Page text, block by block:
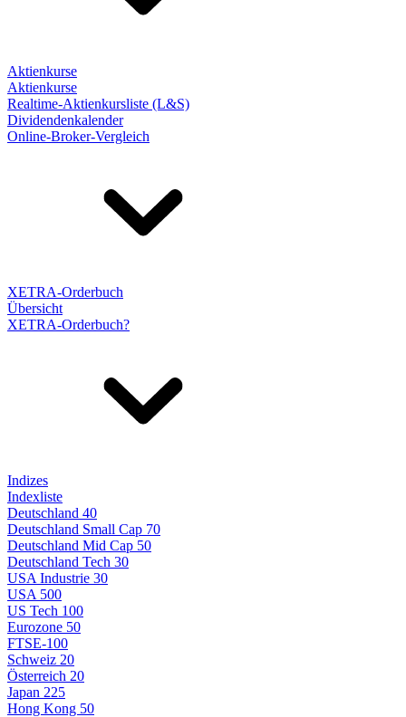
Aktienkurse
Aktienkurse
Realtime-Aktienkursliste (L&S)
Dividendenkalender
Online-Broker-Vergleich
XETRA-Orderbuch
Übersicht
XETRA-Orderbuch?
Indizes
Indexliste
Deutschland 40
Deutschland Small Cap 70
Deutschland Mid Cap 50
Deutschland Tech 30
USA Industrie 30
USA 500
US Tech 100
Eurozone 50
FTSE-100
Schweiz 20
Österreich 20
Japan 225
Hong Kong 50